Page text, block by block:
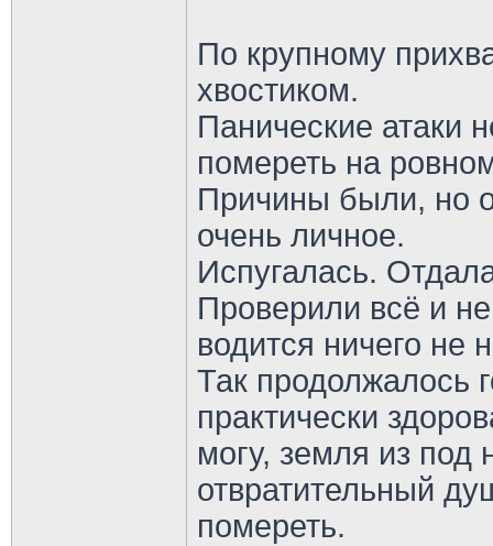
По крупному
хвостиком.
Панические атаки
помереть на
Причины были, но
очень личное.
Испугалась.
Проверили всё и
водится ничего не
Так продолжалось
практически
могу, земля из под
отвратительный
помереть.